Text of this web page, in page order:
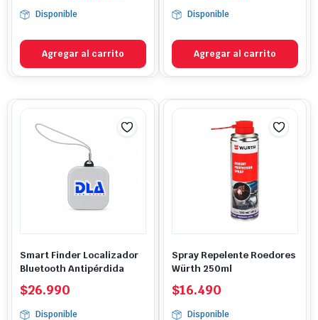
original
$469.990.
actual
$291.990.
Disponible
Agregar al carrito
original
$4.990.
actual
$2.390.
Disponible
Agregar al carrito
Smart Finder Localizador
Bluetooth Antipérdida
$26.990
Disponible
Spray Repelente Roedores
Würth 250ml
$16.490
Disponible